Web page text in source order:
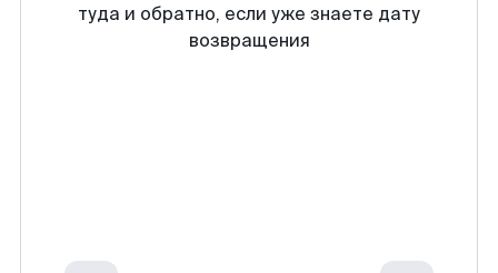
туда и обратно, если уже знаете дату
возвращения